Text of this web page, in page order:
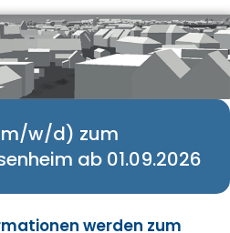
w/d) zum
ab 01.09.2026
werden zum